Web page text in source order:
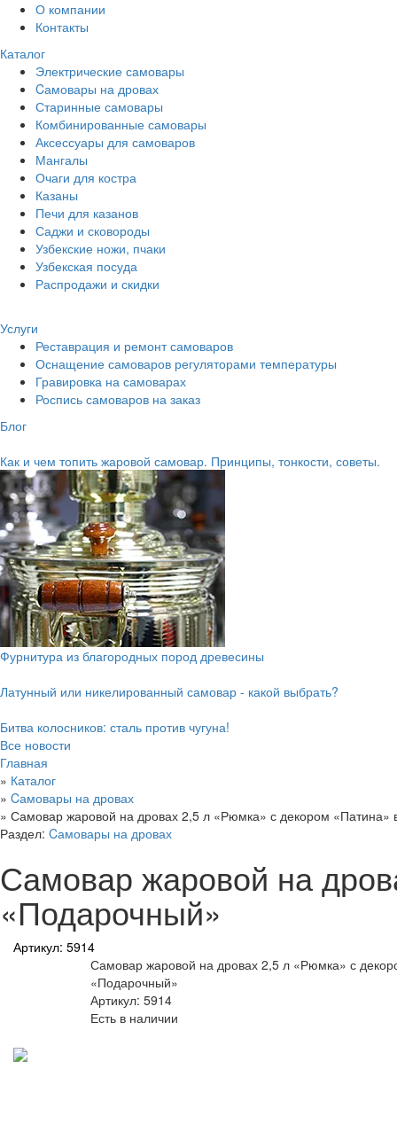
О компании
Контакты
Каталог
Электрические самовары
Cамовары на дровах
Старинные самовары
Комбинированные самовары
Аксессуары для самоваров
Мангалы
Очаги для костра
Казаны
Печи для казанов
Саджи и сковороды
Узбекские ножи, пчаки
Узбекская посуда
Распродажи и скидки
Услуги
Реставрация и ремонт самоваров
Оснащение самоваров регуляторами температуры
Гравировка на самоварах
Роспись самоваров на заказ
Блог
Как и чем топить жаровой самовар. Принципы, тонкости, советы.
Фурнитура из благородных пород древесины
Латунный или никелированный самовар - какой выбрать?
Битва колосников: сталь против чугуна!
Все новости
Главная
» Каталог
» Cамовары на дровах
» Самовар жаровой на дровах 2,5 л «Рюмка» с декором «Патина»
Раздел: Cамовары на дровах
Самовар жаровой на
«Подарочный»
Артикул: 5914
Самовар жаровой на дровах 2,5 л «Рюмка» с
«Подарочный»
Артикул: 5914
Есть в наличии